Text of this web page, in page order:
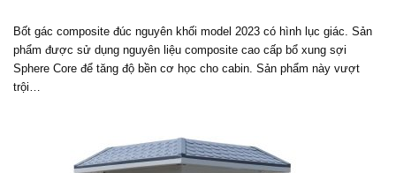
Bốt gác composite đúc nguyên khối model 2023 có hình lục giác. Sản
phẩm được sử dụng nguyên liệu composite cao cấp bổ xung sợi
Sphere Core để tăng độ bền cơ học cho cabin. Sản phẩm này vượt
trội…